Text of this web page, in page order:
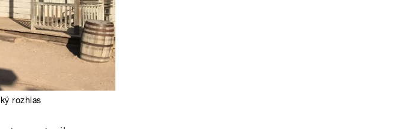
rozhlas